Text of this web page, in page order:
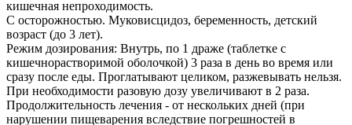
кишечная непроходимость.
С осторожностью. Муковисцидоз, беременность, детский
возраст (до 3 лет).
Режим дозирования: Внутрь, по 1 драже (таблетке с
кишечнорастворимой оболочкой) 3 раза в день во время или
сразу после еды. Проглатывают целиком, разжевывать нельзя.
При необходимости разовую дозу увеличивают в 2 раза.
Продолжительность лечения - от нескольких дней (при
нарушении пищеварения вследствие погрешностей в